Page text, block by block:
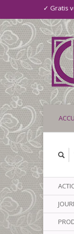
✓ Gratis